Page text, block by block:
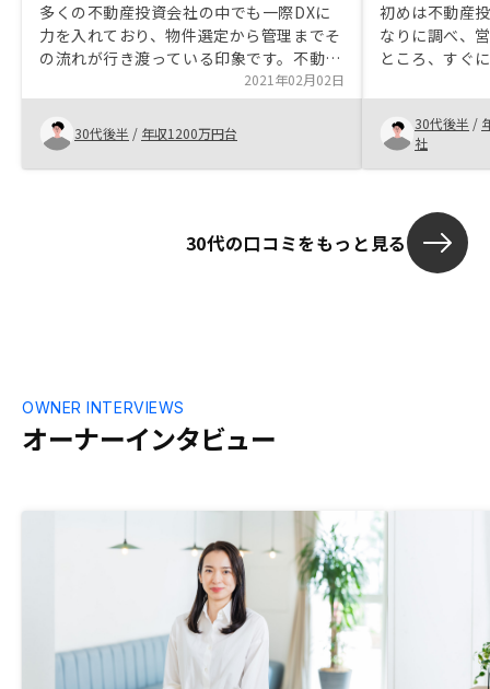
多くの不動産投資会社の中でも一際DXに
力を入れており、物件選定から管理までそ
の流れが行き渡っている印象です。不動産
業界独特の不透明さを可能な限り緩和し、
システムも自社開発というところに魅力を
感じました。 確立している、というより
今後更に仕組みが良くなっていく可能性を
感じました。物件紹介を営業マン経由とす
選べるかなと思います。
2021年02月02日
30代後半 / 年収1200万円台
初めは不動産
なりに調べ、
ところ、すぐ
者の回答が遅
かったかもし
30代後半 /
社
30代の口コミをもっと見る
オーナーインタビュー
OWNER INTERVIEWS